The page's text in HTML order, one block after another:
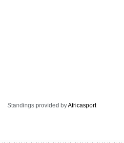
Standings provided byAfricasport